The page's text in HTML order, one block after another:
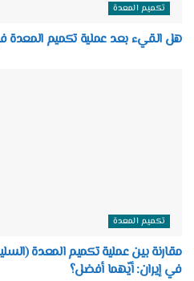
تكميم المعدة
هل القيء بعد عملية تكميم المعدة
تكميم المعدة
مقارنة بين عملية تكميم المعدة
في إيران: أيّهما أفضل؟